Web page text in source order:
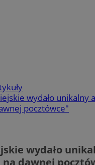
wydało unikalny
pocztówce"
wydało
na dawnej